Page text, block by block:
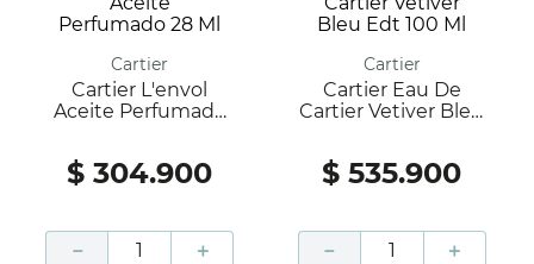
Cartier
Cartier L'envol
Aceite Perfumado
$ 304.900
＋
－
Cartier
Cartier Eau De
Cartier Vetiver Bleu
$ 535.900
＋
－